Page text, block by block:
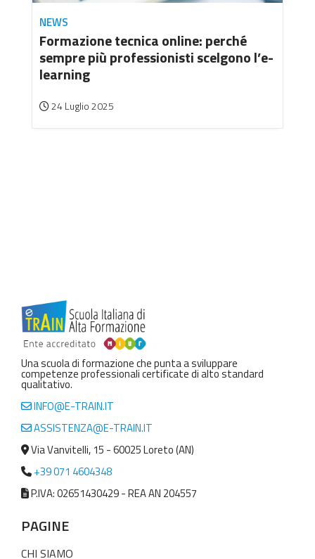
NEWS
Formazione tecnica online: perché
sempre più professionisti scelgono l’e-
learning
24 Luglio 2025
Una scuola di formazione che punta a sviluppare
competenze professionali certificate di alto standard
qualitativo.
INFO@E-TRAIN.IT
ASSISTENZA@E-TRAIN.IT
Via Vanvitelli, 15 - 60025 Loreto (AN)
+39 071 4604348
P.IVA: 02651430429 - REA AN 204557
PAGINE
CHI SIAMO